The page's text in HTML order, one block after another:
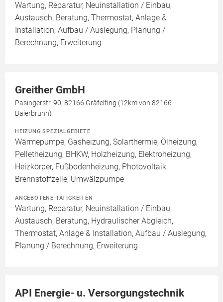
Wartung, Reparatur, Neuinstallation / Einbau,
Austausch, Beratung, Thermostat, Anlage &
Installation, Aufbau / Auslegung, Planung /
Berechnung, Erweiterung
Greither GmbH
Pasingerstr. 90, 82166 Gräfelfing (12km von 82166
Baierbrunn)
HEIZUNG SPEZIALGEBIETE
Wärmepumpe, Gasheizung, Solarthermie, Ölheizung,
Pelletheizung, BHKW, Holzheizung, Elektroheizung,
Heizkörper, Fußbodenheizung, Photovoltaik,
Brennstoffzelle, Umwälzpumpe
ANGEBOTENE TÄTIGKEITEN
Wartung, Reparatur, Neuinstallation / Einbau,
Austausch, Beratung, Hydraulischer Abgleich,
Thermostat, Anlage & Installation, Aufbau / Auslegung,
Planung / Berechnung, Erweiterung
API Energie- u. Versorgungstechnik